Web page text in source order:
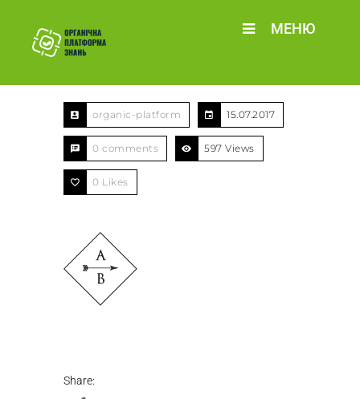
МЕНЮ
organic-platform 15.07.2017
0 comments 597 Views
0 Likes
Share: